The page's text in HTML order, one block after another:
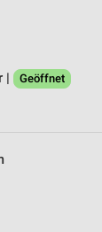
|
Geöffnet